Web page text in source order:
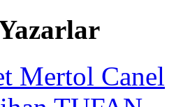
Mertol Canel